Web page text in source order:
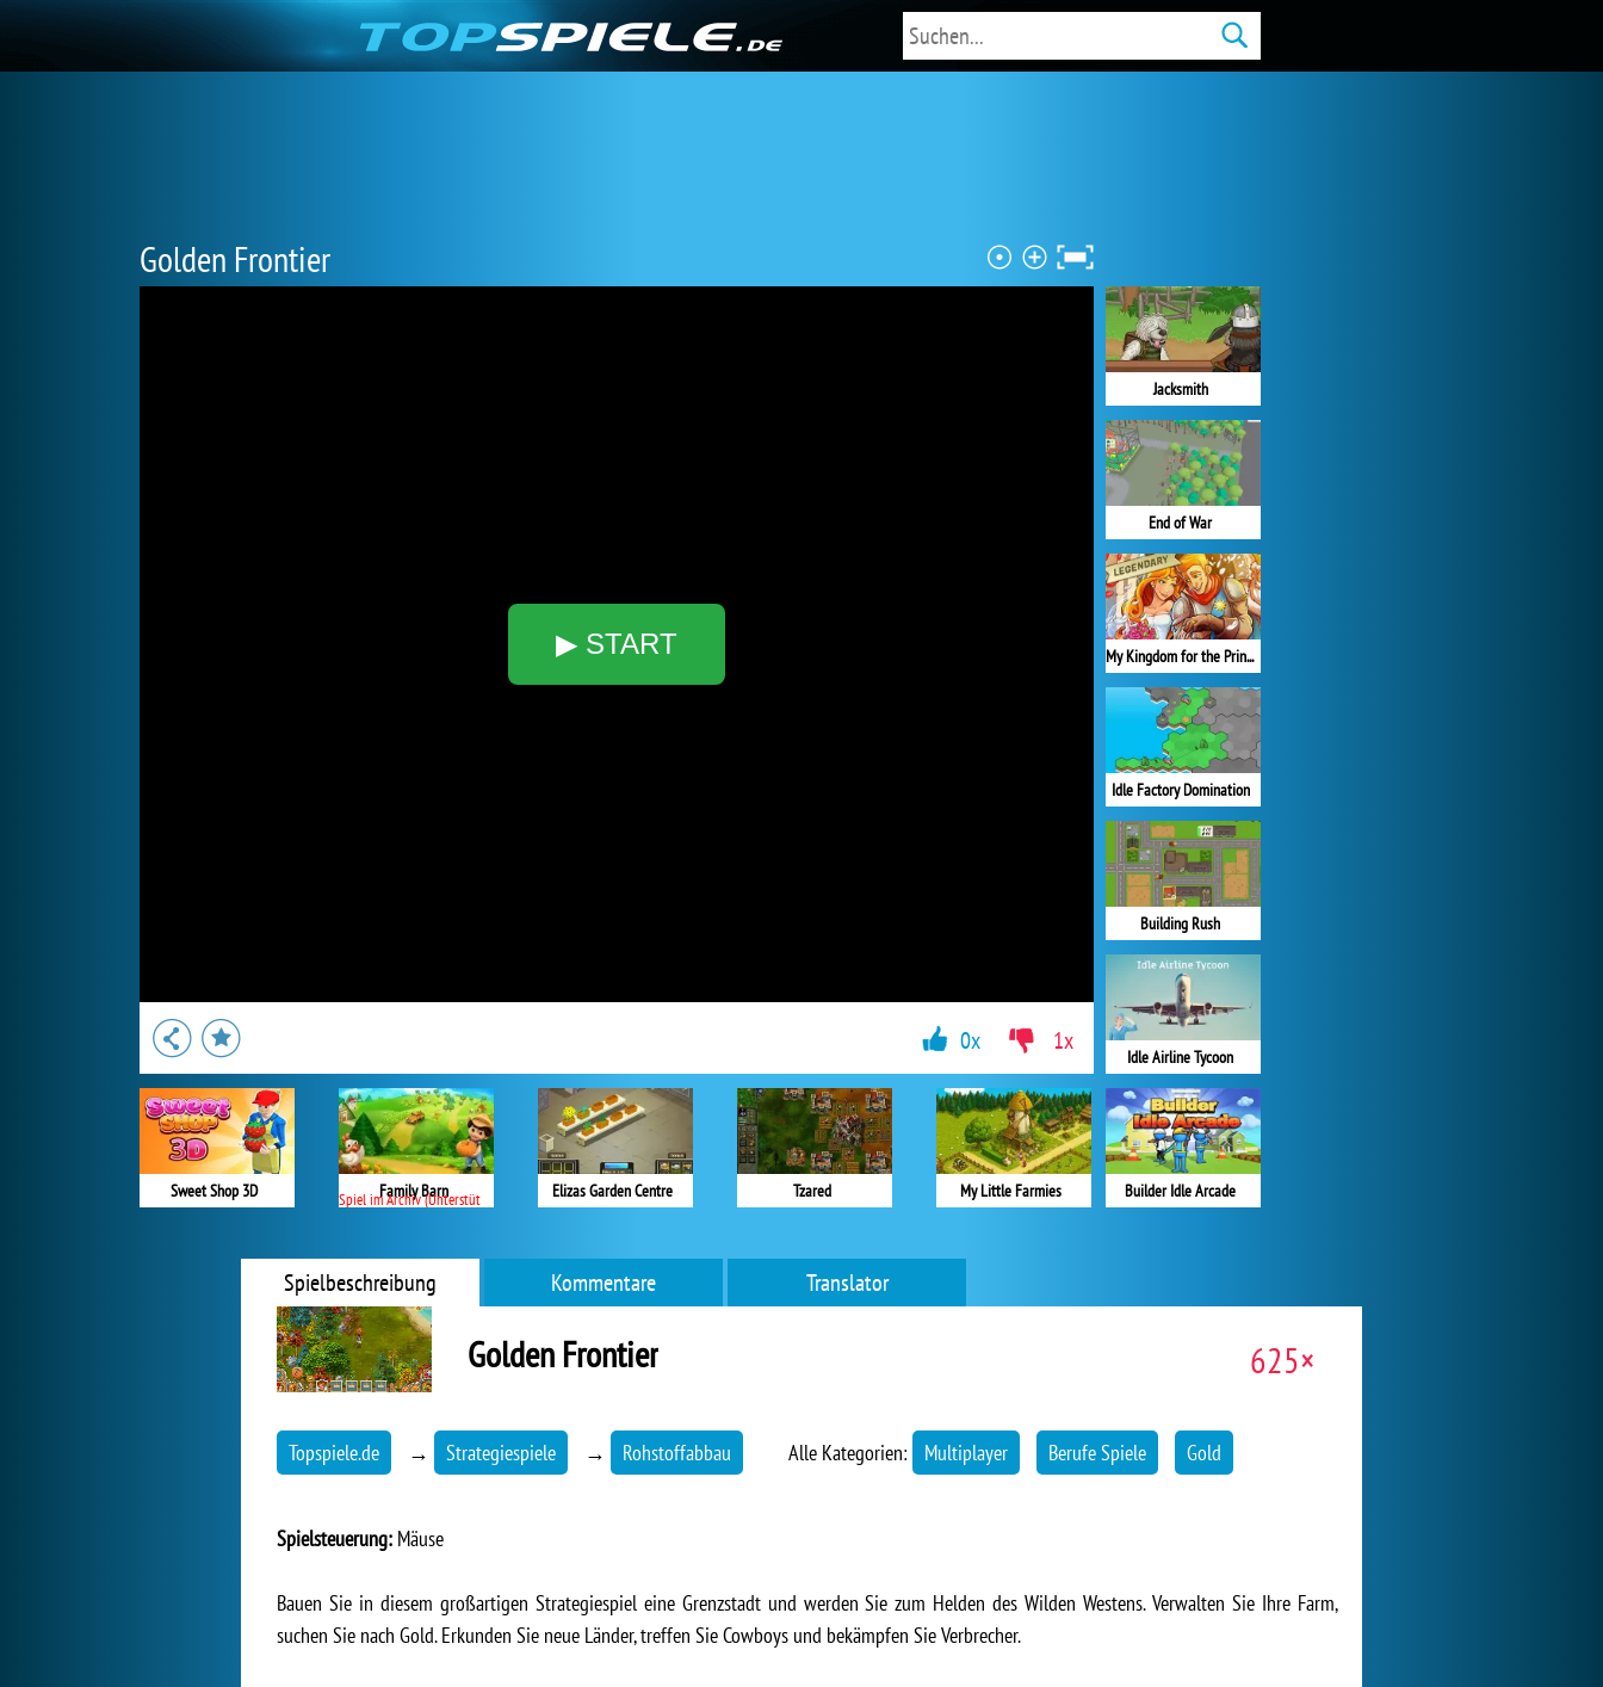
Golden Frontier
▶ START
Jacksmith
End of War
My Kingdom for the Princess Vollversion
Idle Factory Domination
Building Rush
Idle Airline Tycoon
Builder Idle Arcade
Sweet Shop 3D Family Barn
Spiel im Archiv (Unterstützung beendet) Elizas Garden Centre Tzared My Little Farmies
0x 1x
Spielbeschreibung Kommentare Translator
Golden Frontier 625×
Topspiele.de → Strategiespiele → Rohstoffabbau Alle Kategorien: Multiplayer Berufe Spiele Gold
Spielsteuerung: Mäuse
Bauen Sie in diesem großartigen Strategiespiel eine Grenzstadt und werden Sie zum Helden des Wilden Westens. Verwalten Sie Ihre Farm,
suchen Sie nach Gold. Erkunden Sie neue Länder, treffen Sie Cowboys und bekämpfen Sie Verbrecher.